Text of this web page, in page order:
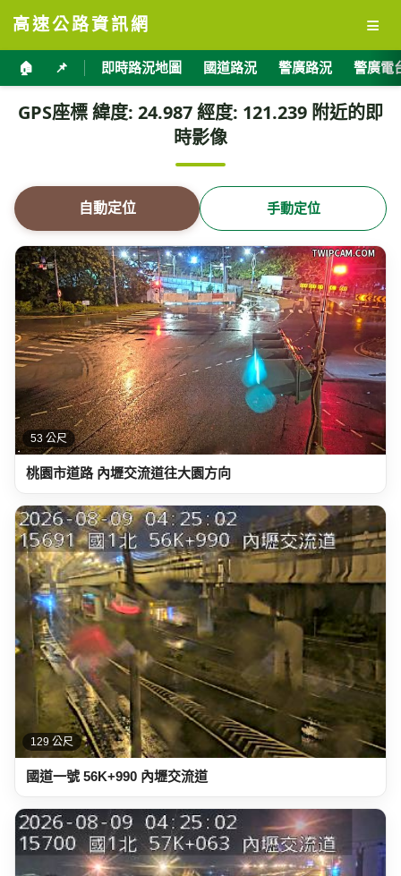
高速公路資訊網 ≡
🏠 📌 即時路況地圖 國道路況 警廣路況 警廣電
GPS座標 緯度: 24.987 經度: 121.239 附近的即
時影像
自動定位 手動定位
53 公尺
桃園市道路 內壢交流道往大園方向
129 公尺
國道一號 56K+990 內壢交流道